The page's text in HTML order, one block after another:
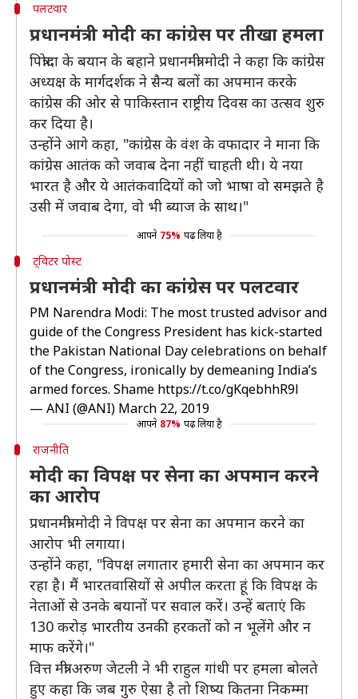
पलटवार
प्रधानमंत्री मोदी का कांग्रेस पर तीखा हमला
पित्रोदा के बयान के बहाने प्रधानमंत्री मोदी ने कहा कि कांग्रेस
अध्यक्ष के मार्गदर्शक ने सैन्य बलों का अपमान करके
कांग्रेस की ओर से पाकिस्तान राष्ट्रीय दिवस का उत्सव शुरु
कर दिया है।
उन्होंने आगे कहा, "कांग्रेस के वंश के वफादार ने माना कि
कांग्रेस आतंक को जवाब देना नहीं चाहती थी। ये नया
भारत है और ये आतंकवादियों को जो भाषा वो समझते है
उसी में जवाब देगा, वो भी ब्याज के साथ।"
आपने 75% पढ़ लिया है
ट्विटर पोस्ट
प्रधानमंत्री मोदी का कांग्रेस पर पलटवार
PM Narendra Modi: The most trusted advisor and
guide of the Congress President has kick-started
the Pakistan National Day celebrations on behalf
of the Congress, ironically by demeaning India’s
armed forces. Shame https://t.co/gKqebhhR9l
— ANI (@ANI) March 22, 2019
आपने 87% पढ़ लिया है
राजनीति
मोदी का विपक्ष पर सेना का अपमान करने
का आरोप
प्रधानमंत्री मोदी ने विपक्ष पर सेना का अपमान करने का
आरोप भी लगाया।
उन्होंने कहा, "विपक्ष लगातार हमारी सेना का अपमान कर
रहा है। मैं भारतवासियों से अपील करता हूं कि विपक्ष के
नेताओं से उनके बयानों पर सवाल करें। उन्हें बताएं कि
130 करोड़ भारतीय उनकी हरकतों को न भूलेंगे और न
माफ करेंगे।"
वित्त मंत्री अरुण जेटली ने भी राहुल गांधी पर हमला बोलते
हुए कहा कि जब गुरु ऐसा है तो शिष्य कितना निकम्मा